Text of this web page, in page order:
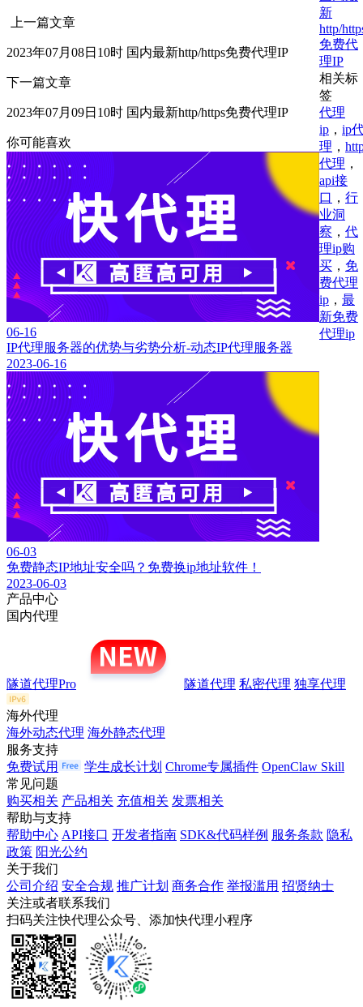
上一篇文章
2023年07月08日10时 国内最新http/https免费代理IP
下一篇文章
2023年07月09日10时 国内最新http/https免费代理IP
你可能喜欢
06-16
IP代理服务器的优势与劣势分析-动态IP代理服务器
2023-06-16
06-03
免费静态IP地址安全吗？免费换ip地址软件！
2023-06-03
新
http/
免费代
理IP
相关标
签
代理
ip ， ip
理 ，
代理 ，
api接
口 ， 行
业洞
察 ， 代
理ip购
买 ， 免
费代理
ip ， 最
新免费
代理ip
产品中心
国内代理
隧道代理Pro 隧道代理 私密代理 独享代理
海外代理
海外动态代理 海外静态代理
服务支持
免费试用
学生成长计划 Chrome专属插件 OpenClaw Skill
常见问题
购买相关 产品相关 充值相关 发票相关
帮助与支持
帮助中心 API接口 开发者指南 SDK&代码样例 服务条款 隐私
政策 阳光公约
关于我们
公司介绍 安全合规 推广计划 商务合作 举报滥用 招贤纳士
关注或者联系我们
扫码关注快代理公众号、添加快代理小程序